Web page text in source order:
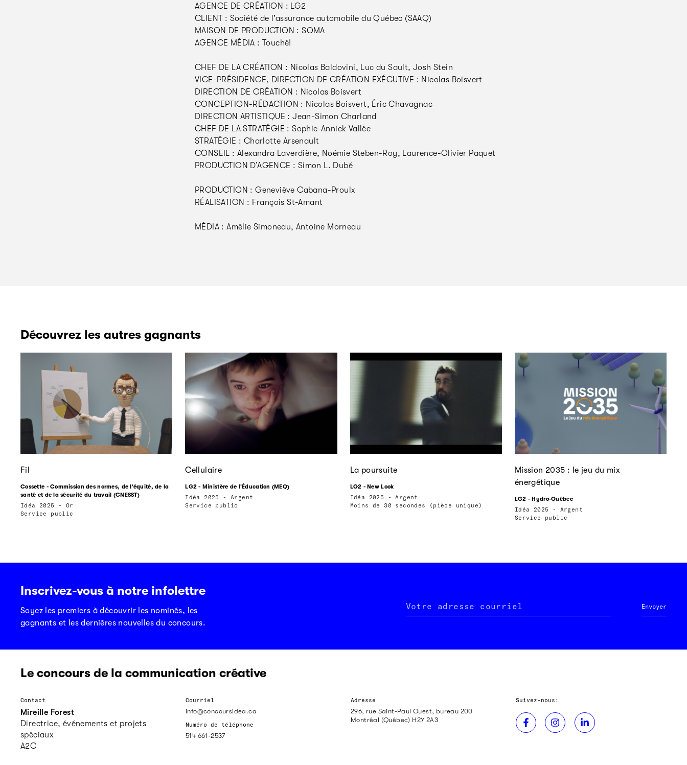
AGENCE DE CRÉATION : LG2
CLIENT : Société de l’assurance automobile du Québec (SAAQ)
MAISON DE PRODUCTION : SOMA
AGENCE MÉDIA : Touché!
CHEF DE LA CRÉATION : Nicolas Baldovini, Luc du Sault, Josh Stein
VICE-PRÉSIDENCE, DIRECTION DE CRÉATION EXÉCUTIVE : Nicolas Boisvert
DIRECTION DE CRÉATION : Nicolas Boisvert
CONCEPTION-RÉDACTION : Nicolas Boisvert, Éric Chavagnac
DIRECTION ARTISTIQUE : Jean-Simon Charland
CHEF DE LA STRATÉGIE : Sophie-Annick Vallée
STRATÉGIE : Charlotte Arsenault
CONSEIL : Alexandra Laverdière, Noémie Steben-Roy, Laurence-Olivier Paquet
PRODUCTION D’AGENCE : Simon L. Dubé
PRODUCTION : Geneviève Cabana-Proulx
RÉALISATION : François St-Amant
MÉDIA : Amélie Simoneau, Antoine Morneau
Découvrez les autres gagnants
Fil
Cossette - Commission des normes, de l'équité, de la
santé et de la sécurité du travail (CNESST)
Idéa 2025 - Or
Service public
Cellulaire
LG2 - Ministère de l'Éducation (MEQ)
Idéa 2025 - Argent
Service public
La poursuite
LG2 - New Look
Idéa 2025 - Argent
Moins de 30 secondes (pièce unique)
Mission 2035 : le jeu du mix
énergétique
LG2 - Hydro-Québec
Idéa 2025 - Argent
Service public
Inscrivez-vous à notre infolettre
Soyez les premiers à découvrir les nominés, les
gagnants et les dernières nouvelles du concours.
Votre adresse courriel Envoyer
Le concours de la communication créative
Contact
Mireille Forest
Directrice, événements et projets
spéciaux
A2C
Courriel
info@concoursidea.ca
Numéro de téléphone
514 661-2537
Adresse
296, rue Saint-Paul Ouest, bureau 200
Montréal (Québec) H2Y 2A3
Suivez-nous: